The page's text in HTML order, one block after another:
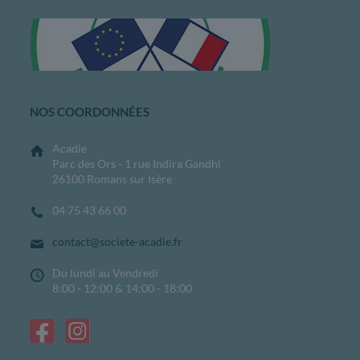
NOS COORDONNÉES
Acadie
Parc des Ors - 1 rue Indira Gandhi
26100 Romans sur Isère
04 75 43 66 00
contact@societe-acadie.fr
Du lundi au Vendredi
8:00 - 12:00 & 14:00 - 18:00